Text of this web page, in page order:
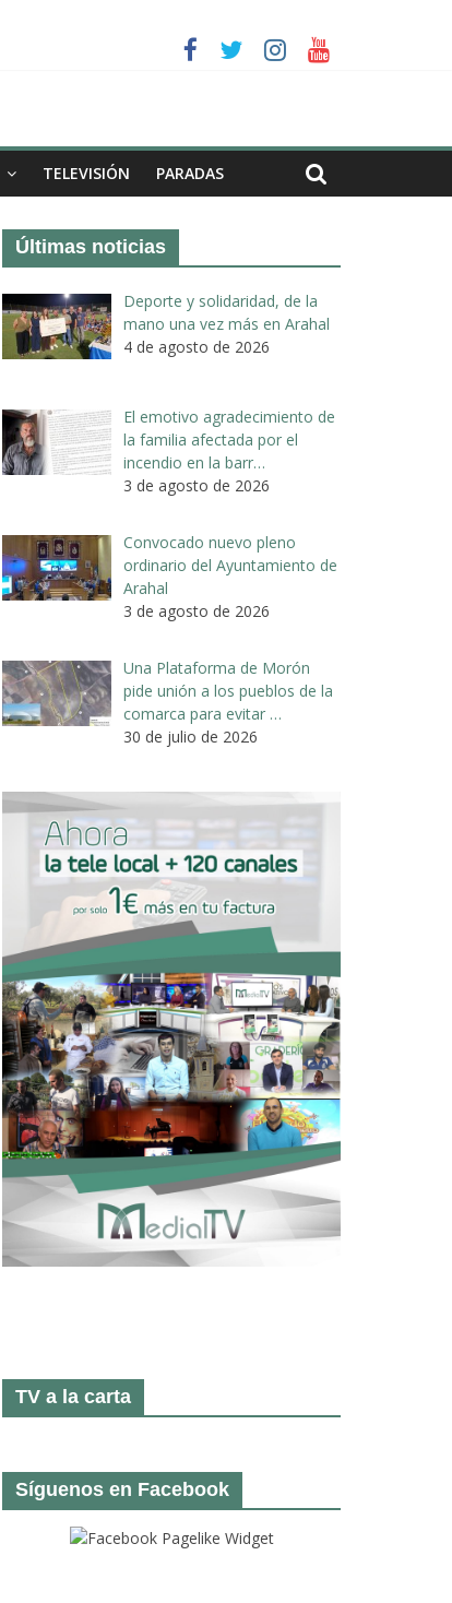
TELEVISIÓN PARADAS
Últimas noticias
Deporte y solidaridad, de la
mano una vez más en Arahal
4 de agosto de 2026
El emotivo agradecimiento de
la familia afectada por el
incendio en la barr…
3 de agosto de 2026
Convocado nuevo pleno
ordinario del Ayuntamiento de
Arahal
3 de agosto de 2026
Una Plataforma de Morón
pide unión a los pueblos de la
comarca para evitar …
30 de julio de 2026
TV a la carta
Síguenos en Facebook